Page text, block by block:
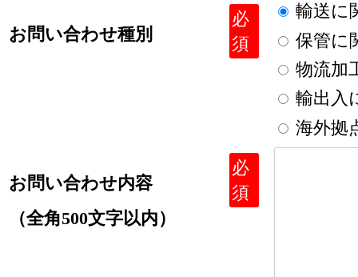
お問い合わせ種別
必
須
輸送に
保管に
物流加
輸出入
海外拠
お問い合わせ内容
（全角500文字以内）
必
須